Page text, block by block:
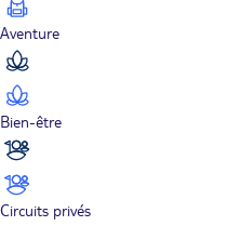
Aventure
Bien-être
Circuits privés